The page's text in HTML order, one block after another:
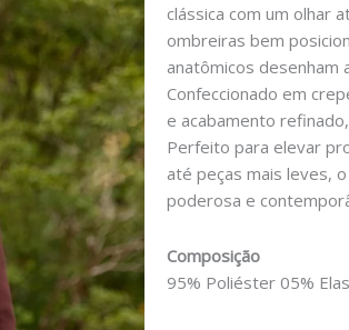
clássica com um olhar
ombreiras bem
anatômicos desenham
Confeccionado em
e acabamento
Perfeito para elevar
até peças mais leves,
poderosa e
Composição
95% Poliéster 05%